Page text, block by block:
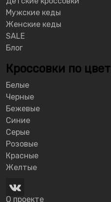
Мужские кеды
Женские кеды
SALE
Блог
Кроссовки по
Белые
Черные
Бежевые
Синие
Серые
Розовые
Красные
Желтые
О проекте